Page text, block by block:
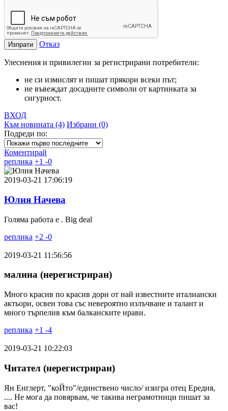
Изпрати Отказ
Улеснения и привилегии за регистрирани потребители:
не си измислят и пишат прякори всеки път;
не въвеждат досадните символи от картинката за
сигурност.
ВХОД
Към новината (4) Избрани (0)
Подреди по:
Коментирай
реплика +1 -0
2019-03-21 17:06:19
Юлия Начева
Голяма работа е . Big deal
реплика +2 -0
2019-03-21 11:56:56
малина (нерегистриран)
Много красив по красив дори от най известните италиански
актьори, освен това със невероятно излъчване и талант и
много търпелив към балканските нрави.
реплика +1 -4
2019-03-21 10:22:03
Читател (нерегистриран)
Ян Енглерт, "коЙто"/единствено число/ изигра отец Ередия,
.... Не мога да повярвам, че такива неграмотници пишат за
вас!